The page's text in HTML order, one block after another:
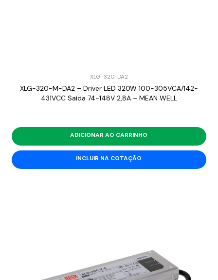
XLG-320-DA2
XLG-320-M-DA2 – Driver LED 320W 100-305VCA/142-
431VCC Saída 74-148V 2,8A – MEAN WELL
ADICIONAR AO CARRINHO
INCLUIR NA COTAÇÃO